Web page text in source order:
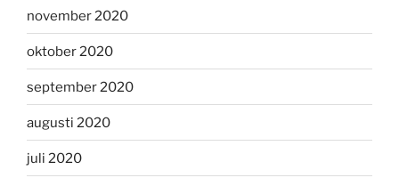
november 2020
oktober 2020
september 2020
augusti 2020
juli 2020